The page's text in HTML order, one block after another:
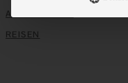
ALLE REZEPTE
REISEN